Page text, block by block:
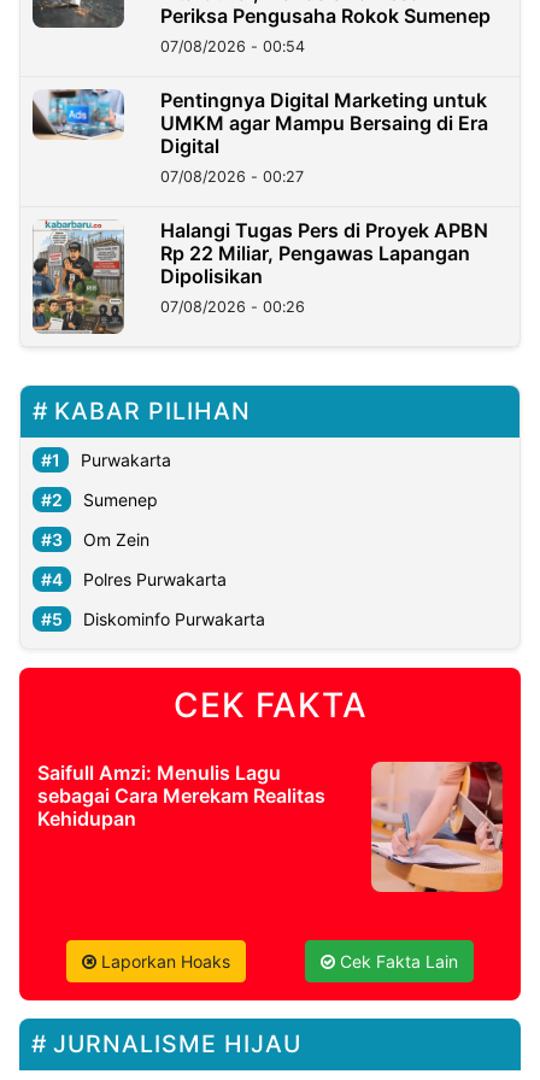
Periksa Pengusaha Rokok Sumenep
07/08/2026 - 00:54
Pentingnya Digital Marketing untuk
UMKM agar Mampu Bersaing di Era
Digital
07/08/2026 - 00:27
Halangi Tugas Pers di Proyek APBN
Rp 22 Miliar, Pengawas Lapangan
Dipolisikan
07/08/2026 - 00:26
KABAR PILIHAN
Purwakarta
Sumenep
Om Zein
Polres Purwakarta
Diskominfo Purwakarta
CEK FAKTA
Saifull Amzi: Menulis Lagu
sebagai Cara Merekam Realitas
Kehidupan
Laporkan Hoaks Cek Fakta Lain
JURNALISME HIJAU